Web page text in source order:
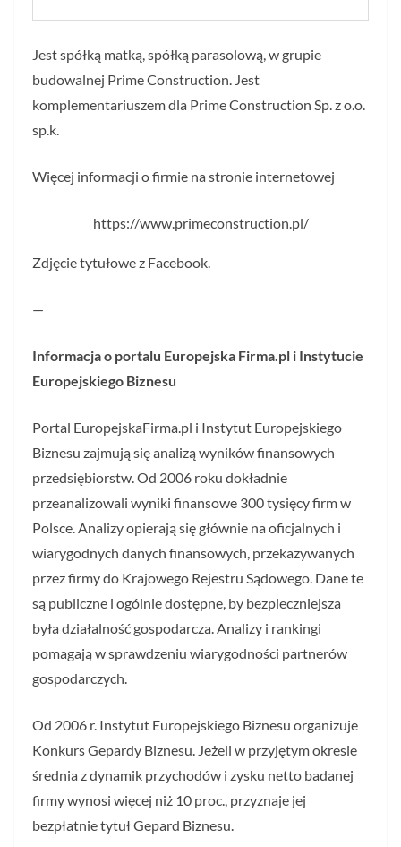
Jest spółką matką, spółką parasolową, w grupie
budowalnej Prime Construction. Jest
komplementariuszem dla Prime Construction Sp. z o.o.
sp.k.
Więcej informacji o firmie na stronie internetowej
https://www.primeconstruction.pl/
Zdjęcie tytułowe z Facebook.
—
Informacja o portalu Europejska Firma.pl i Instytucie
Europejskiego Biznesu
Portal EuropejskaFirma.pl i Instytut Europejskiego
Biznesu zajmują się analizą wyników finansowych
przedsiębiorstw. Od 2006 roku dokładnie
przeanalizowali wyniki finansowe 300 tysięcy firm w
Polsce. Analizy opierają się głównie na oficjalnych i
wiarygodnych danych finansowych, przekazywanych
przez firmy do Krajowego Rejestru Sądowego. Dane te
są publiczne i ogólnie dostępne, by bezpieczniejsza
była działalność gospodarcza. Analizy i rankingi
pomagają w sprawdzeniu wiarygodności partnerów
gospodarczych.
Od 2006 r. Instytut Europejskiego Biznesu organizuje
Konkurs Gepardy Biznesu. Jeżeli w przyjętym okresie
średnia z dynamik przychodów i zysku netto badanej
firmy wynosi więcej niż 10 proc., przyznaje jej
bezpłatnie tytuł Gepard Biznesu.